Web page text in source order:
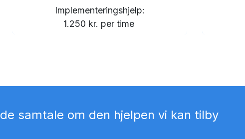
Implementeringshjelp:
1.250 kr. per time
samtale om den hjelpen vi kan tilby